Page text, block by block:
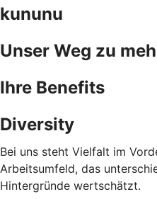
kununu
Unser Weg zu
Ihre Benefits
Diversity
Bei uns steht Vielfalt im
Arbeitsumfeld, das
Hintergründe wertschätzt.